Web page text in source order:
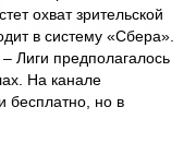
охват зрительской
в систему «Сбера».
Лиги предполагалось
На канале
бесплатно, но в